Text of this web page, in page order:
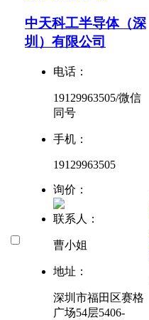
中天科工半导体（深
圳）有限公司
电话：
19129963505/微信
同号
手机：
19129963505
询价：
联系人：
曹小姐
地址：
深圳市福田区赛格
广场54层5406-